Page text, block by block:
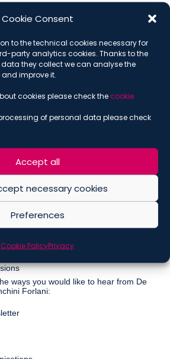
Cookie Consent
to the technical cookies necessary for
party analytics cookies. Thanks to the
they collect we can analyse the
improve it.
cookies please check the cookie
of personal data please check
Accept all
necessary cookies
Preferences
Cookie PolicyPrivacy
NEWSLETTER
ways you would like to hear from De
Forlani: